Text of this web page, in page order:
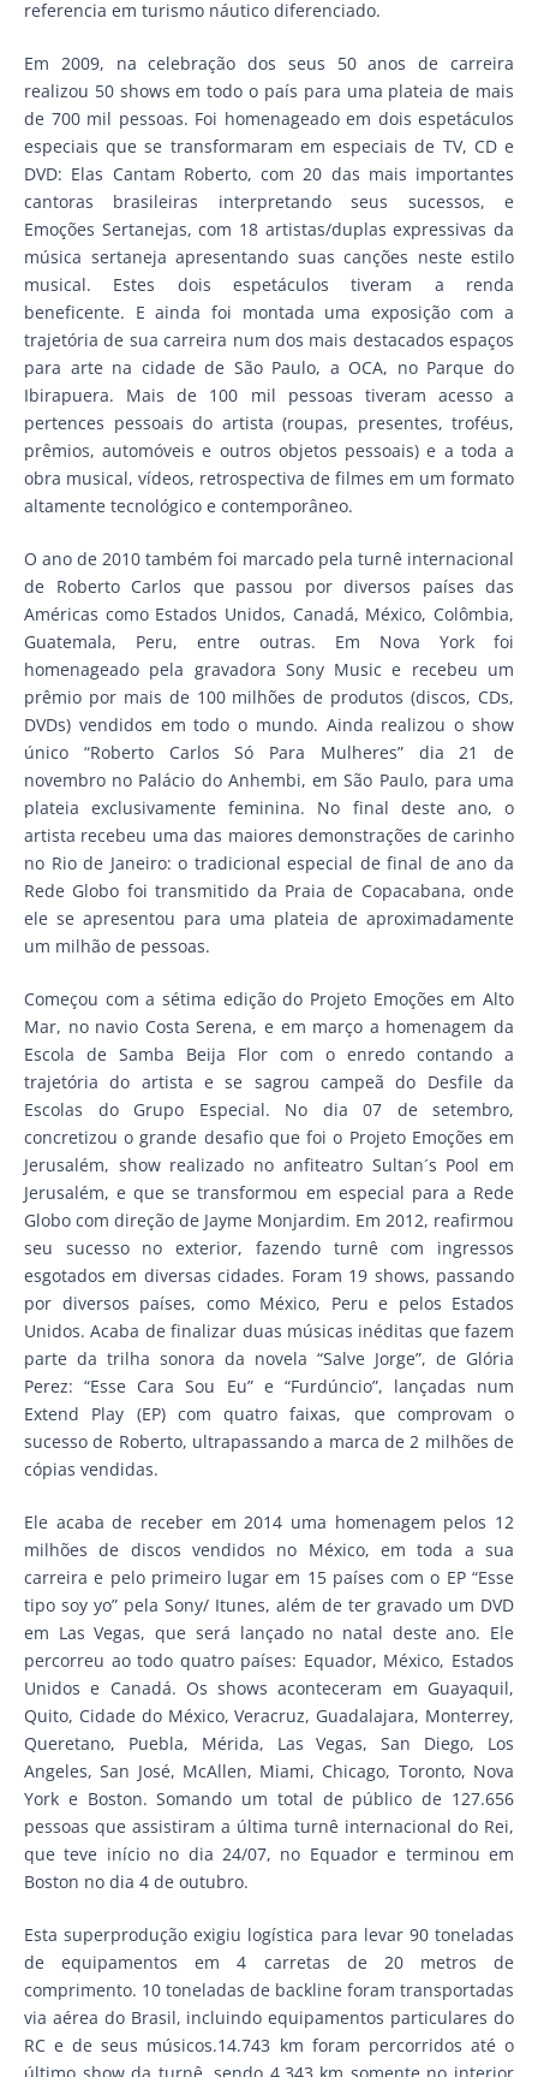
referencia em turismo náutico diferenciado.
Em 2009, na celebração dos seus 50 anos de carreira
realizou 50 shows em todo o país para uma plateia de mais
de 700 mil pessoas. Foi homenageado em dois espetáculos
especiais que se transformaram em especiais de TV, CD e
DVD: Elas Cantam Roberto, com 20 das mais importantes
cantoras brasileiras interpretando seus sucessos, e
Emoções Sertanejas, com 18 artistas/duplas expressivas da
música sertaneja apresentando suas canções neste estilo
musical. Estes dois espetáculos tiveram a renda
beneficente. E ainda foi montada uma exposição com a
trajetória de sua carreira num dos mais destacados espaços
para arte na cidade de São Paulo, a OCA, no Parque do
Ibirapuera. Mais de 100 mil pessoas tiveram acesso a
pertences pessoais do artista (roupas, presentes, troféus,
prêmios, automóveis e outros objetos pessoais) e a toda a
obra musical, vídeos, retrospectiva de filmes em um formato
altamente tecnológico e contemporâneo.
O ano de 2010 também foi marcado pela turnê internacional
de Roberto Carlos que passou por diversos países das
Américas como Estados Unidos, Canadá, México, Colômbia,
Guatemala, Peru, entre outras. Em Nova York foi
homenageado pela gravadora Sony Music e recebeu um
prêmio por mais de 100 milhões de produtos (discos, CDs,
DVDs) vendidos em todo o mundo. Ainda realizou o show
único “Roberto Carlos Só Para Mulheres” dia 21 de
novembro no Palácio do Anhembi, em São Paulo, para uma
plateia exclusivamente feminina. No final deste ano, o
artista recebeu uma das maiores demonstrações de carinho
no Rio de Janeiro: o tradicional especial de final de ano da
Rede Globo foi transmitido da Praia de Copacabana, onde
ele se apresentou para uma plateia de aproximadamente
um milhão de pessoas.
Começou com a sétima edição do Projeto Emoções em Alto
Mar, no navio Costa Serena, e em março a homenagem da
Escola de Samba Beija Flor com o enredo contando a
trajetória do artista e se sagrou campeã do Desfile da
Escolas do Grupo Especial. No dia 07 de setembro,
concretizou o grande desafio que foi o Projeto Emoções em
Jerusalém, show realizado no anfiteatro Sultan´s Pool em
Jerusalém, e que se transformou em especial para a Rede
Globo com direção de Jayme Monjardim. Em 2012, reafirmou
seu sucesso no exterior, fazendo turnê com ingressos
esgotados em diversas cidades. Foram 19 shows, passando
por diversos países, como México, Peru e pelos Estados
Unidos. Acaba de finalizar duas músicas inéditas que fazem
parte da trilha sonora da novela “Salve Jorge”, de Glória
Perez: “Esse Cara Sou Eu” e “Furdúncio”, lançadas num
Extend Play (EP) com quatro faixas, que comprovam o
sucesso de Roberto, ultrapassando a marca de 2 milhões de
cópias vendidas.
Ele acaba de receber em 2014 uma homenagem pelos 12
milhões de discos vendidos no México, em toda a sua
carreira e pelo primeiro lugar em 15 países com o EP “Esse
tipo soy yo” pela Sony/ Itunes, além de ter gravado um DVD
em Las Vegas, que será lançado no natal deste ano. Ele
percorreu ao todo quatro países: Equador, México, Estados
Unidos e Canadá. Os shows aconteceram em Guayaquil,
Quito, Cidade do México, Veracruz, Guadalajara, Monterrey,
Queretano, Puebla, Mérida, Las Vegas, San Diego, Los
Angeles, San José, McAllen, Miami, Chicago, Toronto, Nova
York e Boston. Somando um total de público de 127.656
pessoas que assistiram a última turnê internacional do Rei,
que teve início no dia 24/07, no Equador e terminou em
Boston no dia 4 de outubro.
Esta superprodução exigiu logística para levar 90 toneladas
de equipamentos em 4 carretas de 20 metros de
comprimento. 10 toneladas de backline foram transportadas
via aérea do Brasil, incluindo equipamentos particulares do
RC e de seus músicos.14.743 km foram percorridos até o
último show da turnê, sendo 4.343 km somente no interior